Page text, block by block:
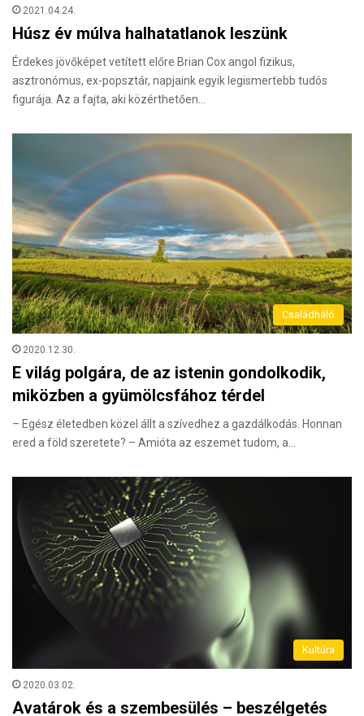
2021.04.24.
Húsz év múlva halhatatlanok leszünk
Érdekes jövőképet vetített előre Brian Cox angol fizikus,
asztronómus, ex-popsztár, napjaink egyik legismertebb tudós
figurája. Az a fajta, aki közérthetően…
Családháló
2020.12.30.
E világ polgára, de az istenin gondolkodik,
miközben a gyümölcsfához térdel
– Egész életedben közel állt a szívedhez a gazdálkodás. Honnan
ered a föld szeretete? – Amióta az eszemet tudom, a…
Kultúra
2020.03.02.
Avatárok és a szembesülés – beszélgetés